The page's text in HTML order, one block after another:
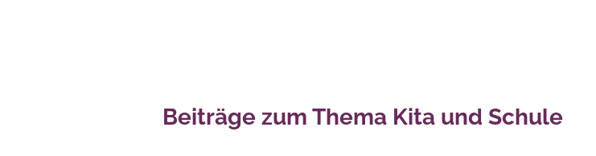
Beiträge zum Thema Kita und Schule